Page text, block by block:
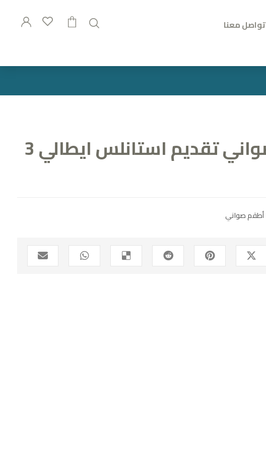
تواصل معنا
طقم صواني تقديم استانلس ايطالي 3
أطقم صواني